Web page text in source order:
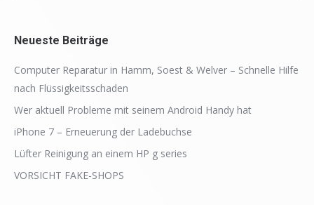
Neueste Beiträge
Computer Reparatur in Hamm, Soest & Welver – Schnelle Hilfe
nach Flüssigkeitsschaden
Wer aktuell Probleme mit seinem Android Handy hat
iPhone 7 – Erneuerung der Ladebuchse
Lüfter Reinigung an einem HP g series
VORSICHT FAKE-SHOPS